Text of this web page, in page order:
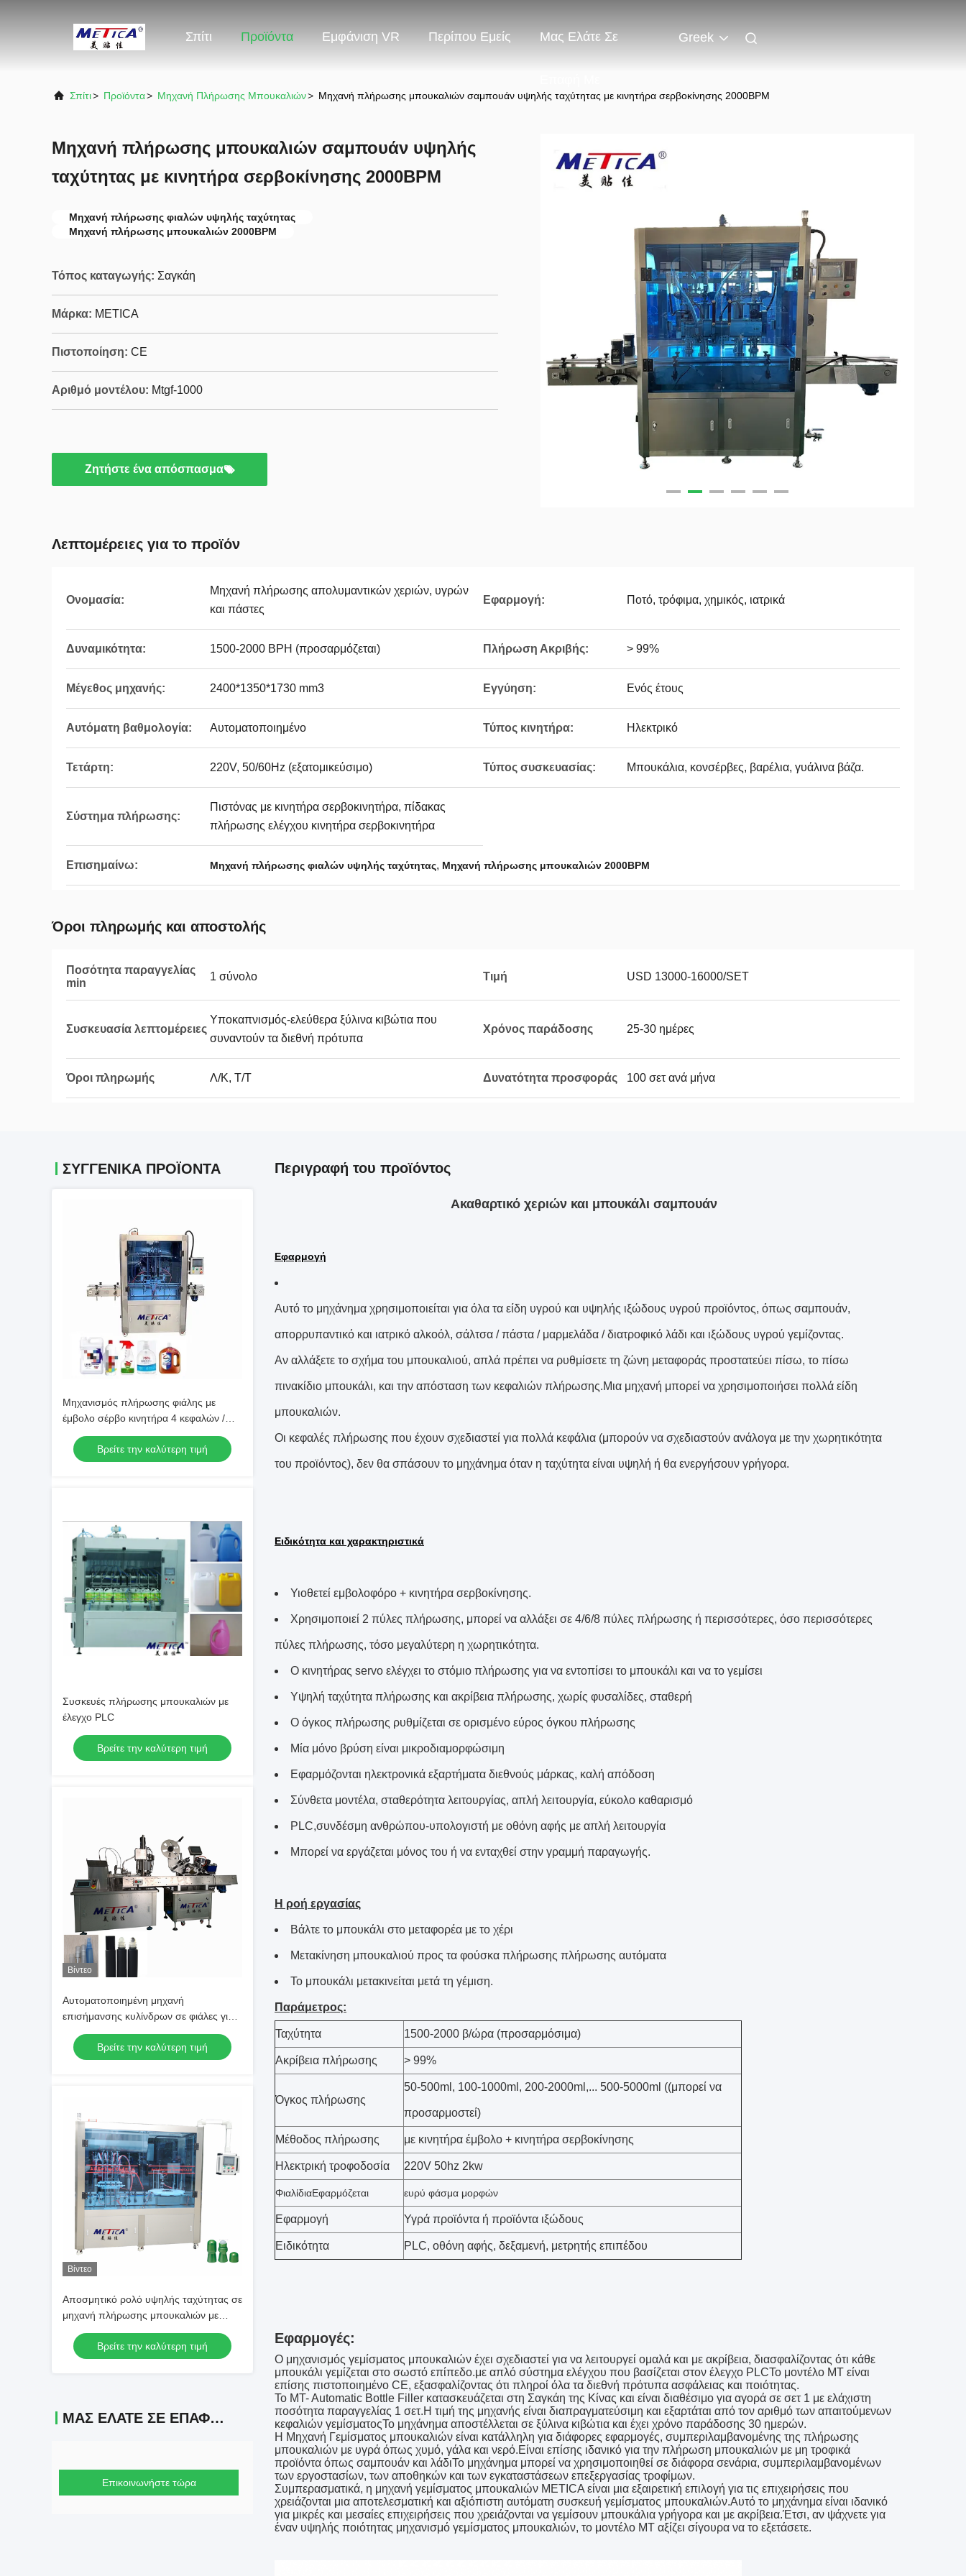
Σπίτι Προϊόντα Εμφάνιση VR Περίπου Εμείς Μας Ελάτε Σε Greek
Σπίτι> Προϊόντα> Μηχανή Πλήρωσης Μπουκαλιών> Μηχανή πλήρωσης μπουκαλιών σαμπουάν υψηλής ταχύτητας με κινητήρα σερβοκίνησης 2000BPM
Μηχανή πλήρωσης μπουκαλιών σαμπουάν υψηλής
ταχύτητας με κινητήρα σερβοκίνησης 2000BPM
Μηχανή πλήρωσης φιαλών υψηλής ταχύτητας
Μηχανή πλήρωσης μπουκαλιών 2000BPM
Τόπος καταγωγής: Σαγκάη
Μάρκα: METICA
Πιστοποίηση: CE
Αριθμό μοντέλου: Mtgf-1000
Ζητήστε ένα απόσπασμα
Λεπτομέρειες για το προϊόν
Ονομασία:
Μηχανή πλήρωσης απολυμαντικών χεριών, υγρών
και πάστες
Εφαρμογή: Ποτό, τρόφιμα, χημικός, ιατρικά
Δυναμικότητα: 1500-2000 BPH (προσαρμόζεται) Πλήρωση Ακριβής: > 99%
Μέγεθος μηχανής: 2400*1350*1730 mm3 Εγγύηση: Ενός έτους
Αυτόματη βαθμολογία: Αυτοματοποιημένο Τύπος κινητήρα: Ηλεκτρικό
Τετάρτη: 220V, 50/60Hz (εξατομικεύσιμο) Τύπος συσκευασίας: Μπουκάλια, κονσέρβες, βαρέλια, γυάλινα βάζα.
Σύστημα πλήρωσης:
Πιστόνας με κινητήρα σερβοκινητήρα, πίδακας
πλήρωσης ελέγχου κινητήρα σερβοκινητήρα
Επισημαίνω: Μηχανή πλήρωσης φιαλών υψηλής ταχύτητας, Μηχανή πλήρωσης μπουκαλιών 2000BPM
Όροι πληρωμής και αποστολής
Ποσότητα παραγγελίας
min
1 σύνολο Τιμή USD 13000-16000/SET
Συσκευασία λεπτομέρειες
Υποκαπνισμός-ελεύθερα ξύλινα κιβώτια που
συναντούν τα διεθνή πρότυπα
Χρόνος παράδοσης 25-30 ημέρες
Όροι πληρωμής Λ/Κ, Τ/Τ Δυνατότητα προσφοράς 100 σετ ανά μήνα
ΣΥΓΓΕΝΙΚΆ ΠΡΟΪΌΝΤΑ
Μηχανισμός πλήρωσης φιάλης με
έμβολο σέρβο κινητήρα 4 κεφαλών /
Σύστημα πλήρωσης φιάλης
Βρείτε την καλύτερη τιμή
Συσκευές πλήρωσης μπουκαλιών με
έλεγχο PLC
Βρείτε την καλύτερη τιμή
Βίντεο
Αυτοματοποιημένη μηχανή
επισήμανσης κυλίνδρων σε φιάλες για
τη συμπλήρωση με σφαίρα, για την
επένδυση με καπάκι, για τα αιθέρια
έλαια
Βρείτε την καλύτερη τιμή
Βίντεο
Αποσμητικό ρολό υψηλής ταχύτητας σε
μηχανή πλήρωσης μπουκαλιών με
ρυθμιζόμενο όγκο για εξοπλισμό
πλήρωσης μπουκαλιών υγρού
Βρείτε την καλύτερη τιμή
ΜΑΣ ΕΛΆΤΕ ΣΕ ΕΠΑΦΉ ΜΕ
Επικοινωνήστε τώρα
Περιγραφή του προϊόντος
Ακαθαρτικό χεριών και μπουκάλι σαμπουάν
Εφαρμογή
Αυτό το μηχάνημα χρησιμοποιείται για όλα τα είδη υγρού και υψηλής ιξώδους υγρού προϊόντος, όπως σαμπουάν,
απορρυπαντικό και ιατρικό αλκοόλ, σάλτσα / πάστα / μαρμελάδα / διατροφικό λάδι και ιξώδους υγρού γεμίζοντας.
Αν αλλάξετε το σχήμα του μπουκαλιού, απλά πρέπει να ρυθμίσετε τη ζώνη μεταφοράς προστατεύει πίσω, το πίσω
πινακίδιο μπουκάλι, και την απόσταση των κεφαλιών πλήρωσης.Μια μηχανή μπορεί να χρησιμοποιήσει πολλά είδη
μπουκαλιών.
Οι κεφαλές πλήρωσης που έχουν σχεδιαστεί για πολλά κεφάλια (μπορούν να σχεδιαστούν ανάλογα με την χωρητικότητα
του προϊόντος), δεν θα σπάσουν το μηχάνημα όταν η ταχύτητα είναι υψηλή ή θα ενεργήσουν γρήγορα.
Ειδικότητα και χαρακτηριστικά
Υιοθετεί εμβολοφόρο + κινητήρα σερβοκίνησης.
Χρησιμοποιεί 2 πύλες πλήρωσης, μπορεί να αλλάξει σε 4/6/8 πύλες πλήρωσης ή περισσότερες, όσο περισσότερες
πύλες πλήρωσης, τόσο μεγαλύτερη η χωρητικότητα.
Ο κινητήρας servo ελέγχει το στόμιο πλήρωσης για να εντοπίσει το μπουκάλι και να το γεμίσει
Υψηλή ταχύτητα πλήρωσης και ακρίβεια πλήρωσης, χωρίς φυσαλίδες, σταθερή
Ο όγκος πλήρωσης ρυθμίζεται σε ορισμένο εύρος όγκου πλήρωσης
Μία μόνο βρύση είναι μικροδιαμορφώσιμη
Εφαρμόζονται ηλεκτρονικά εξαρτήματα διεθνούς μάρκας, καλή απόδοση
Σύνθετα μοντέλα, σταθερότητα λειτουργίας, απλή λειτουργία, εύκολο καθαρισμό
PLC,συνδέσμη ανθρώπου-υπολογιστή με οθόνη αφής με απλή λειτουργία
Μπορεί να εργάζεται μόνος του ή να ενταχθεί στην γραμμή παραγωγής.
Η ροή εργασίας
Βάλτε το μπουκάλι στο μεταφορέα με το χέρι
Μετακίνηση μπουκαλιού προς τα φούσκα πλήρωσης πλήρωσης αυτόματα
Το μπουκάλι μετακινείται μετά τη γέμιση.
Παράμετρος:
Ταχύτητα 1500-2000 β/ώρα (προσαρμόσιμα)
Ακρίβεια πλήρωσης > 99%
Όγκος πλήρωσης
50-500ml, 100-1000ml, 200-2000ml,... 500-5000ml ((μπορεί να
προσαρμοστεί)
Μέθοδος πλήρωσης με κινητήρα έμβολο + κινητήρα σερβοκίνησης
Ηλεκτρική τροφοδοσία 220V 50hz 2kw
ΦιαλίδιαΕφαρμόζεται ευρύ φάσμα μορφών
Εφαρμογή Υγρά προϊόντα ή προϊόντα ιξώδους
Ειδικότητα PLC, οθόνη αφής, δεξαμενή, μετρητής επιπέδου
Εφαρμογές:
Ο μηχανισμός γεμίσματος μπουκαλιών έχει σχεδιαστεί για να λειτουργεί ομαλά και με ακρίβεια, διασφαλίζοντας ότι κάθε
μπουκάλι γεμίζεται στο σωστό επίπεδο.με απλό σύστημα ελέγχου που βασίζεται στον έλεγχο PLCΤο μοντέλο MT είναι
επίσης πιστοποιημένο CE, εξασφαλίζοντας ότι πληροί όλα τα διεθνή πρότυπα ασφάλειας και ποιότητας.
Το MT- Automatic Bottle Filler κατασκευάζεται στη Σαγκάη της Κίνας και είναι διαθέσιμο για αγορά σε σετ 1 με ελάχιστη
ποσότητα παραγγελίας 1 σετ.Η τιμή της μηχανής είναι διαπραγματεύσιμη και εξαρτάται από τον αριθμό των απαιτούμενων
κεφαλιών γεμίσματοςΤο μηχάνημα αποστέλλεται σε ξύλινα κιβώτια και έχει χρόνο παράδοσης 30 ημερών.
Η Μηχανή Γεμίσματος μπουκαλιών είναι κατάλληλη για διάφορες εφαρμογές, συμπεριλαμβανομένης της πλήρωσης
μπουκαλιών με υγρά όπως χυμό, γάλα και νερό.Είναι επίσης ιδανικό για την πλήρωση μπουκαλιών με μη τροφικά
προϊόντα όπως σαμπουάν και λάδιΤο μηχάνημα μπορεί να χρησιμοποιηθεί σε διάφορα σενάρια, συμπεριλαμβανομένων
των εργοστασίων, των αποθηκών και των εγκαταστάσεων επεξεργασίας τροφίμων.
Συμπερασματικά, η μηχανή γεμίσματος μπουκαλιών METICA είναι μια εξαιρετική επιλογή για τις επιχειρήσεις που
χρειάζονται μια αποτελεσματική και αξιόπιστη αυτόματη συσκευή γεμίσματος μπουκαλιών.Αυτό το μηχάνημα είναι ιδανικό
για μικρές και μεσαίες επιχειρήσεις που χρειάζονται να γεμίσουν μπουκάλια γρήγορα και με ακρίβεια.Έτσι, αν ψάχνετε για
έναν υψηλής ποιότητας μηχανισμό γεμίσματος μπουκαλιών, το μοντέλο MT αξίζει σίγουρα να το εξετάσετε.